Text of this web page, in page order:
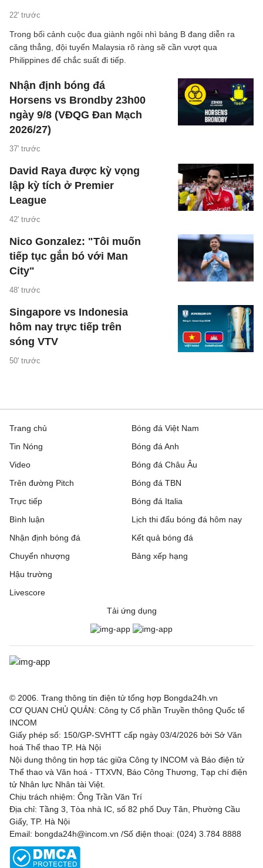
22' trước
Trong bối cảnh cuộc đua giành ngôi nhì bảng B đang diễn ra
căng thẳng, đội tuyển Malaysia rõ ràng sẽ cần vượt qua
Philippines để chắc suất đi tiếp.
Nhận định bóng đá
Horsens vs Brondby 23h00
ngày 9/8 (VĐQG Đan Mạch
2026/27)
37' trước
David Raya được kỳ vọng
lập kỳ tích ở Premier
League
42' trước
Nico Gonzalez: "Tôi muốn
tiếp tục gắn bó với Man
City"
48' trước
Singapore vs Indonesia
hôm nay trực tiếp trên
sóng VTV
50' trước
Trang chủ
Tin Nóng
Video
Trên đường Pitch
Trực tiếp
Bóng đá Việt Nam
Bóng đá Anh
Bóng đá Châu Âu
Bóng đá TBN
Bóng đá Italia
Bình luận
Nhận định bóng đá
Chuyển nhượng
Hậu trường
Livescore
Lịch thi đấu bóng đá hôm nay
Kết quả bóng đá
Bảng xếp hạng
Tải ứng dụng
© 2006. Trang thông tin điện tử tổng hợp Bongda24h.vn
CƠ QUAN CHỦ QUẢN: Công ty Cổ phần Truyền thông Quốc tế
INCOM
Giấy phép số: 150/GP-SVHTT cấp ngày 03/4/2026 bởi Sở Văn
hoá Thể thao TP. Hà Nội
Nội dung thông tin hợp tác giữa Công ty INCOM và Báo điện tử
Thể thao và Văn hoá - TTXVN, Báo Công Thương, Tạp chí điện
tử Nhân lực Nhân tài Việt.
Chịu trách nhiệm: Ông Trần Văn Trí
Địa chỉ: Tầng 3, Tòa nhà IC, số 82 phố Duy Tân, Phường Cầu
Giấy, TP. Hà Nội
Email: bongda24h@incom.vn /Số điện thoại: (024) 3.784 8888